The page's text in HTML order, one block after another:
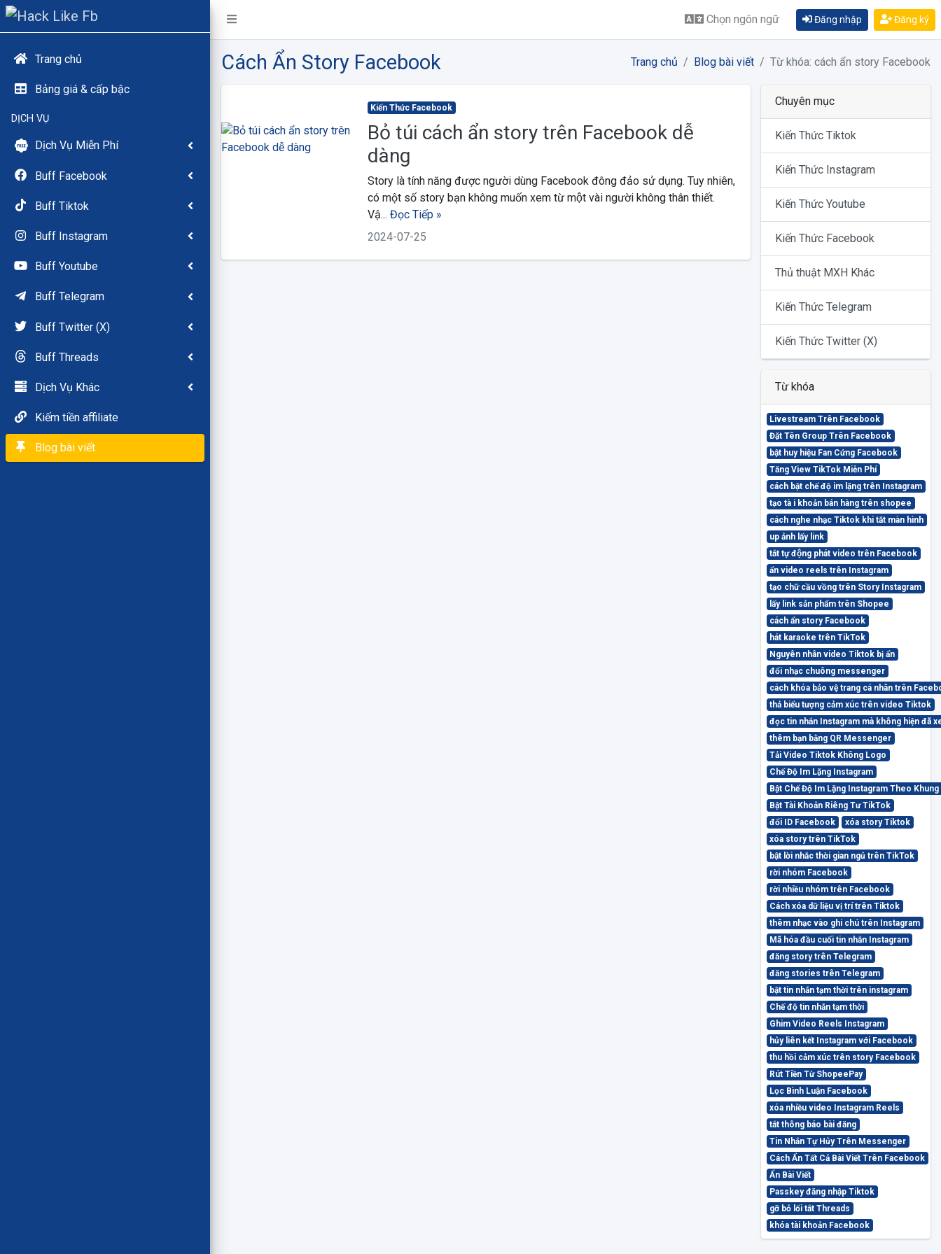
Chọn ngôn ngữ Đăng nhập Đăng ký
Trang chủ
Bảng giá & cấp bậc
DỊCH VỤ
Dịch Vụ Miễn Phí
Buff Facebook
Buff Tiktok
Buff Instagram
Buff Youtube
Buff Telegram
Buff Twitter (X)
Buff Threads
Dịch Vụ Khác
Kiếm tiền affiliate
Blog bài viết
Cách Ẩn Story Facebook Trang chủ Blog bài viết Từ khóa: cách ẩn story Facebook
Kiến Thức Facebook
Bỏ túi cách ẩn story trên Facebook dễ
dàng
Story là tính năng được người dùng Facebook đông đảo sử dụng. Tuy nhiên,
có một số story bạn không muốn xem từ một vài người không thân thiết.
Vậ... Đọc Tiếp »
2024-07-25
Chuyên mục
Kiến Thức Tiktok
Kiến Thức Instagram
Kiến Thức Youtube
Kiến Thức Facebook
Thủ thuật MXH Khác
Kiến Thức Telegram
Kiến Thức Twitter (X)
Từ khóa
Livestream Trên Facebook
Đặt Tên Group Trên Facebook
bật huy hiệu Fan Cứng Facebook
Tăng View TikTok Miễn Phí
cách bật chế độ im lặng trên Instagram
tạo tà i khoản bán hàng trên shopee
cách nghe nhạc Tiktok khi tắt màn hình
up ảnh lấy link
tắt tự động phát video trên Facebook
ẩn video reels trên Instagram
tạo chữ cầu vồng trên Story Instagram
lấy link sản phẩm trên Shopee
cách ẩn story Facebook
hát karaoke trên TikTok
Nguyên nhân video Tiktok bị ẩn
đổi nhạc chuông messenger
cách khóa bảo vệ trang cá nhân trên
thả biểu tượng cảm xúc trên video Tiktok
đọc tin nhắn Instagram mà không hiện đã
thêm bạn bằng QR Messenger
Tải Video Tiktok Không Logo
Chế Độ Im Lặng Instagram
Bật Chế Độ Im Lặng Instagram Theo Khung
Bật Tài Khoản Riêng Tư TikTok
đổi ID Facebook
xóa story Tiktok
xóa story trên TikTok
bật lời nhắc thời gian ngủ trên TikTok
rời nhóm Facebook
rời nhiều nhóm trên Facebook
Cách xóa dữ liệu vị trí trên Tiktok
thêm nhạc vào ghi chú trên Instagram
Mã hóa đầu cuối tin nhắn Instagram
đăng story trên Telegram
đăng stories trên Telegram
bật tin nhắn tạm thời trên instagram
Chế độ tin nhắn tạm thời
Ghim Video Reels Instagram
hủy liên kết Instagram với Facebook
thu hồi cảm xúc trên story Facebook
Rút Tiền Từ ShopeePay
Lọc Bình Luận Facebook
xóa nhiều video Instagram Reels
tắt thông báo bài đăng
Tin Nhắn Tự Hủy Trên Messenger
Cách Ẩn Tất Cả Bài Viết Trên Facebook
Ẩn Bài Viết
Passkey đăng nhập Tiktok
gỡ bỏ lối tắt Threads
khóa tài khoản Facebook